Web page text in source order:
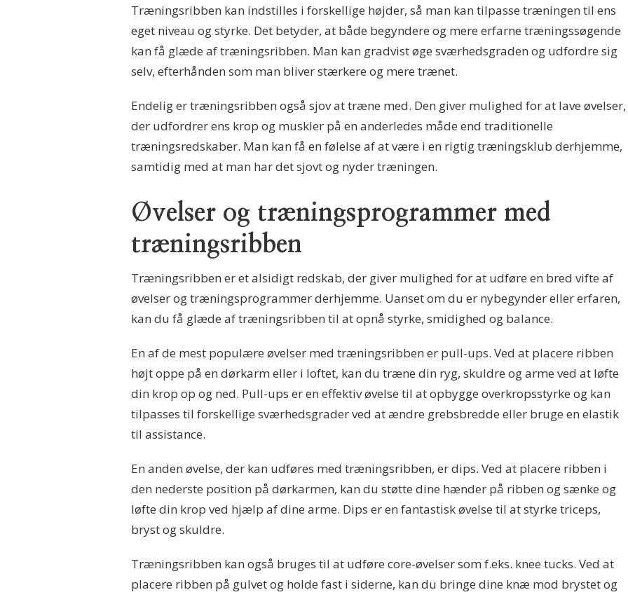
Træningsribben kan indstilles i forskellige højder, så man kan tilpasse træningen til ens
eget niveau og styrke. Det betyder, at både begyndere og mere erfarne træningssøgende
kan få glæde af træningsribben. Man kan gradvist øge sværhedsgraden og udfordre sig
selv, efterhånden som man bliver stærkere og mere trænet.
Endelig er træningsribben også sjov at træne med. Den giver mulighed for at lave øvelser,
der udfordrer ens krop og muskler på en anderledes måde end traditionelle
træningsredskaber. Man kan få en følelse af at være i en rigtig træningsklub derhjemme,
samtidig med at man har det sjovt og nyder træningen.
Øvelser og træningsprogrammer med
træningsribben
Træningsribben er et alsidigt redskab, der giver mulighed for at udføre en bred vifte af
øvelser og træningsprogrammer derhjemme. Uanset om du er nybegynder eller erfaren,
kan du få glæde af træningsribben til at opnå styrke, smidighed og balance.
En af de mest populære øvelser med træningsribben er pull-ups. Ved at placere ribben
højt oppe på en dørkarm eller i loftet, kan du træne din ryg, skuldre og arme ved at løfte
din krop op og ned. Pull-ups er en effektiv øvelse til at opbygge overkropsstyrke og kan
tilpasses til forskellige sværhedsgrader ved at ændre grebsbredde eller bruge en elastik
til assistance.
En anden øvelse, der kan udføres med træningsribben, er dips. Ved at placere ribben i
den nederste position på dørkarmen, kan du støtte dine hænder på ribben og sænke og
løfte din krop ved hjælp af dine arme. Dips er en fantastisk øvelse til at styrke triceps,
bryst og skuldre.
Træningsribben kan også bruges til at udføre core-øvelser som f.eks. knee tucks. Ved at
placere ribben på gulvet og holde fast i siderne, kan du bringe dine knæ mod brystet og